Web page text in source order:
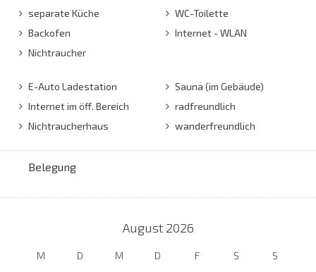
separate Küche
Backofen
Nichtraucher
WC-Toilette
Internet - WLAN
E-Auto Ladestation
Internet im öff. Bereich
Nichtraucherhaus
Sauna (im Gebäude)
radfreundlich
wanderfreundlich
Belegung
August 2026
M D M D F S S